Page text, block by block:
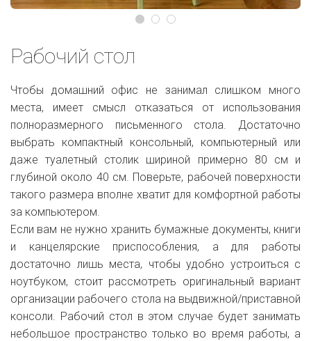
Рабочий стол
Чтобы домашний офис не занимал слишком много
места, имеет смысл отказаться от использования
полноразмерного письменного стола. Достаточно
выбрать компактный консольный, компьютерный или
даже туалетный столик шириной примерно 80 см и
глубиной около 40 см. Поверьте, рабочей поверхности
такого размера вполне хватит для комфортной работы
за компьютером.
Если вам не нужно хранить бумажные документы, книги
и канцелярские приспособления, а для работы
достаточно лишь места, чтобы удобно устроиться с
ноутбуком, стоит рассмотреть оригинальный вариант
организации рабочего стола на выдвижной/приставной
консоли. Рабочий стол в этом случае будет занимать
небольшое пространство только во время работы, а